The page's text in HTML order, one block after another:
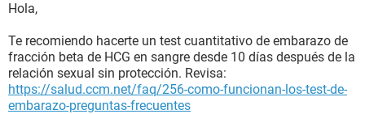
Hola,
Te recomiendo hacerte un test cuantitativo de embarazo de
fracción beta de HCG en sangre desde 10 días después de la
relación sexual sin protección. Revisa:
https://salud.ccm.net/faq/256-como-funcionan-los-test-de-
embarazo-preguntas-frecuentes